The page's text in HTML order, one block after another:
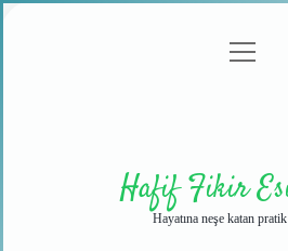
menüyü
Hafif Fikir
Hayatına neşe katan